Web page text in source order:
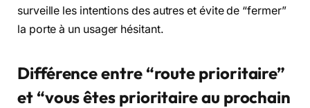
surveille les intentions des autres et évite de “fermer”
la porte à un usager hésitant.
Différence entre “route prioritaire”
et “vous êtes prioritaire au prochain